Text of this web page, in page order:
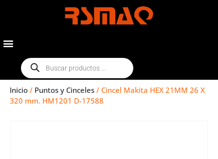
Inicio / Puntos y Cinceles / Cincel Makita HEX 21MM 26 X
320 mm. HM1201 D-17588